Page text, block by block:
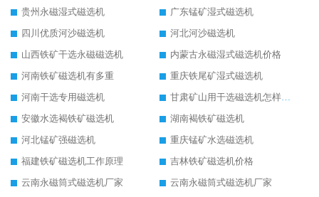
贵州永磁湿式磁选机
广东锰矿湿式磁选机
四川优质河沙磁选机
河北河沙磁选机
山西铁矿干选永磁磁选机
内蒙古永磁湿式磁选机价格
河南铁矿磁选机有多重
重庆铁尾矿湿式磁选机
河南干选专用磁选机
安徽水选褐铁矿磁选机
湖南褐铁矿磁选机
河北锰矿强磁选机
重庆锰矿水选磁选机
福建铁矿磁选机工作原理
吉林铁矿磁选机价格
云南永磁筒式磁选机厂家
云南永磁筒式磁选机厂家